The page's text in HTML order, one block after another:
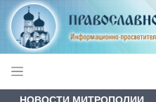
НОВОСТИ МИТРОПОЛИИ